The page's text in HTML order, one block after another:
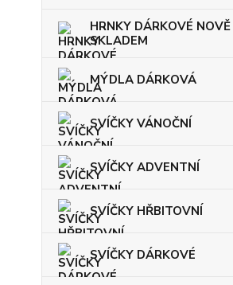
HRNKY DÁRKOVÉ NOVĚ
SKLADEM
MÝDLA DÁRKOVÁ
SVÍČKY VÁNOČNÍ
SVÍČKY ADVENTNÍ
SVÍČKY HŘBITOVNÍ
SVÍČKY DÁRKOVÉ